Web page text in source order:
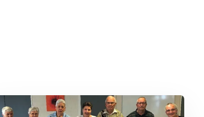
meer over MAX Maakt Mogelijk: Sjoelen is gezellig en